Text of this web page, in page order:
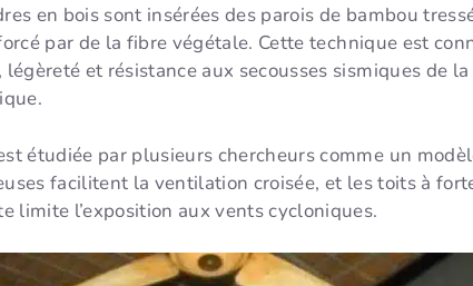
en bois sont insérées des parois de bambou
par de la fibre végétale. Cette technique est
et résistance aux secousses sismiques de
étudiée par plusieurs chercheurs comme un
facilitent la ventilation croisée, et les toits à
limite l’exposition aux vents cycloniques.